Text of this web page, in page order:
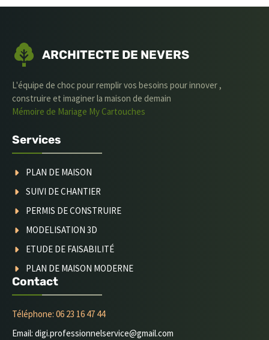
ARCHITECTE DE NEVERS
L'équipe de choc pour remplir vos besoins pour innover ,
construire et imaginer la maison de demain
Mémoire de Mariage My Cartouches
Services
PLAN DE MAISON
SUIVI DE CHANTIER
PERMIS DE CONSTRUIRE
MODELISATION 3D
ETUDE DE FAISABILITÉ
PLAN DE MAISON MODERNE
Contact
Téléphone: 06 23 16 47 44
Email: digi.professionnelservice@gmail.com